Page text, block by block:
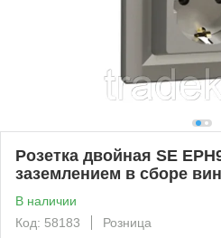
Розетка двойная SE
заземлением в сборе
В наличии
Код: 58183
Розница